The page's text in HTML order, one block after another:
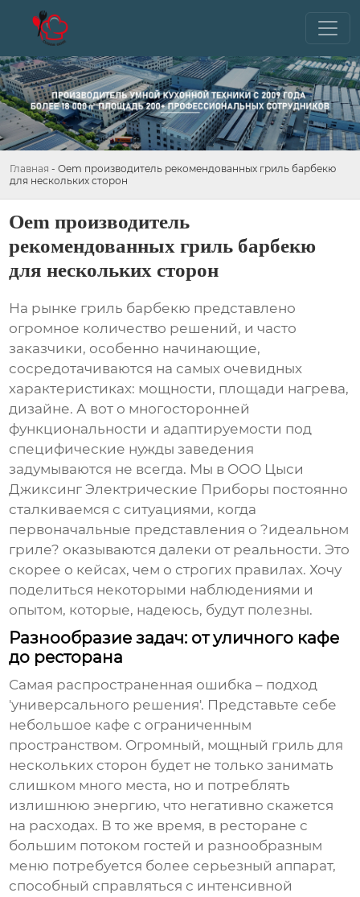
Главная - Oem производитель рекомендованных гриль барбекю
для нескольких сторон
Oem производитель
рекомендованных гриль барбекю
для нескольких сторон
На рынке гриль барбекю представлено
огромное количество решений, и часто
заказчики, особенно начинающие,
сосредотачиваются на самых очевидных
характеристиках: мощности, площади нагрева,
дизайне. А вот о многосторонней
функциональности и адаптируемости под
специфические нужды заведения
задумываются не всегда. Мы в ООО Цыси
Джиксинг Электрические Приборы постоянно
сталкиваемся с ситуациями, когда
первоначальные представления о ?идеальном
гриле? оказываются далеки от реальности. Это
скорее о кейсах, чем о строгих правилах. Хочу
поделиться некоторыми наблюдениями и
опытом, которые, надеюсь, будут полезны.
Разнообразие задач: от уличного кафе
до ресторана
Самая распространенная ошибка – подход
'универсального решения'. Представьте себе
небольшое кафе с ограниченным
пространством. Огромный, мощный гриль для
нескольких сторон будет не только занимать
слишком много места, но и потреблять
излишнюю энергию, что негативно скажется
на расходах. В то же время, в ресторане с
большим потоком гостей и разнообразным
меню потребуется более серьезный аппарат,
способный справляться с интенсивной